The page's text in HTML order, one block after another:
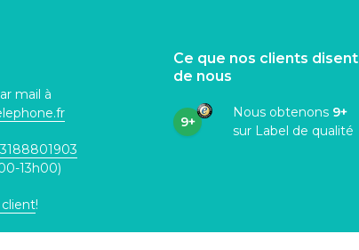
mail à
13h00)
!
Ce que nos clients disent
de nous
9+
Nous obtenons 9+
sur Label de qualité